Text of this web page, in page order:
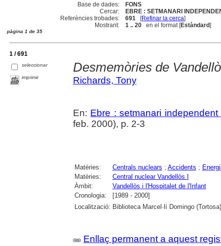
Base de dades:
FONS
Cercar:
EBRE : SETMANARI
Referències trobades:
691 [Refinar la cerca]
Mostrant:
1 .. 20 en el format [Estàndard]
pàgina 1 de 35
1 / 691
seleccionar
imprimir
Desmemòries de
Richards, Tony
En: Ebre : setmanari
feb. 2000), p. 2-3
Matèries: Centrals nuclears ; Accidents ;
Matèries:
Central nuclear Vandellòs I
Àmbit:
Vandellòs i l'Hospitalet de l'Infant
Cronologia:
[1989 - 2000]
Localització: Biblioteca Marcel·lí Domingo (Tortosa)
Enllaç permanent a aquest